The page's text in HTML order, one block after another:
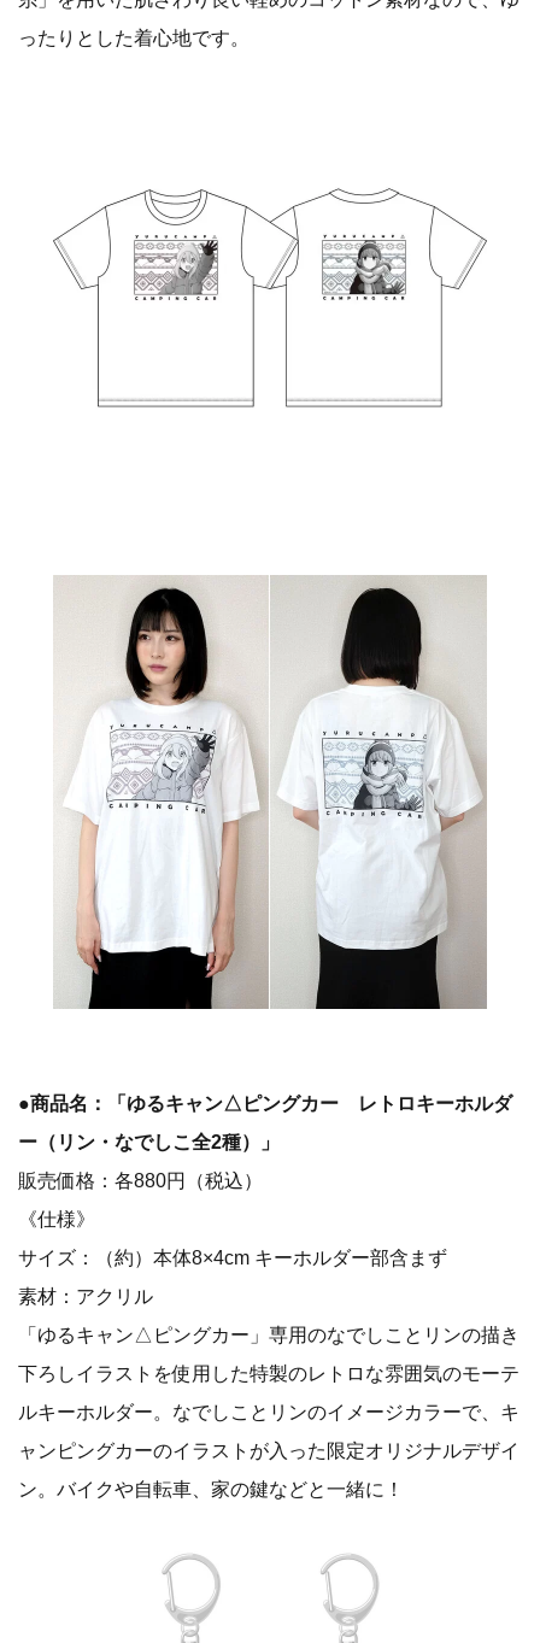
ったりとした着心地です。
●商品名：「ゆるキャン△ピングカー レトロキーホルダ
ー（リン・なでしこ全2種）」
販売価格：各880円（税込）
《仕様》
サイズ：（約）本体8×4cm キーホルダー部含まず
素材：アクリル
「ゆるキャン△ピングカー」専用のなでしことリンの描き
下ろしイラストを使用した特製のレトロな雰囲気のモーテ
ルキーホルダー。なでしことリンのイメージカラーで、キ
ャンピングカーのイラストが入った限定オリジナルデザイ
ン。バイクや自転車、家の鍵などと一緒に！